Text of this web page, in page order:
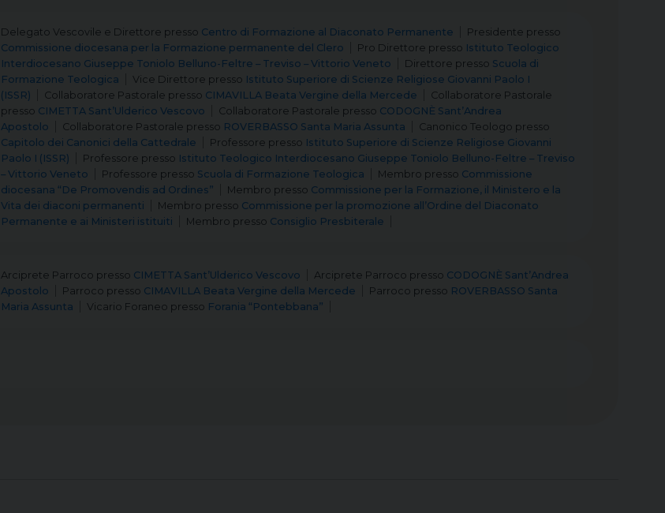
Delegato Vescovile e Direttore presso Centro di Formazione al Diaconato Permanente Presidente presso
Commissione diocesana per la Formazione permanente del Clero
Pro Direttore presso Istituto Teologico
Interdiocesano Giuseppe Toniolo Belluno-Feltre – Treviso – Vittorio Veneto
Direttore presso Scuola di
Formazione Teologica
Vice Direttore presso Istituto Superiore di Scienze Religiose Giovanni Paolo I
(ISSR)
Collaboratore Pastorale presso CIMAVILLA Beata Vergine della Mercede
Collaboratore Pastorale
presso CIMETTA Sant’Ulderico Vescovo Collaboratore Pastorale presso CODOGNÈ Sant’Andrea
Apostolo
Collaboratore Pastorale presso ROVERBASSO Santa Maria Assunta Canonico Teologo presso
Capitolo dei Canonici della Cattedrale
Professore presso Istituto Superiore di Scienze Religiose Giovanni
Paolo I (ISSR)
Professore presso Istituto Teologico Interdiocesano Giuseppe Toniolo Belluno-Feltre – Treviso
– Vittorio Veneto
Professore presso Scuola di Formazione Teologica Membro presso Commissione
diocesana “De Promovendis ad Ordines”
Membro presso Commissione per la Formazione, il Ministero e la
Vita dei diaconi permanenti
Membro presso Commissione per la promozione all’Ordine del Diaconato
Permanente e ai Ministeri istituiti
Membro presso Consiglio Presbiterale
Arciprete Parroco presso CIMETTA Sant’Ulderico Vescovo Arciprete Parroco presso CODOGNÈ Sant’Andrea
Apostolo
Parroco presso CIMAVILLA Beata Vergine della Mercede Parroco presso ROVERBASSO Santa
Maria Assunta
Vicario Foraneo presso Forania “Pontebbana”